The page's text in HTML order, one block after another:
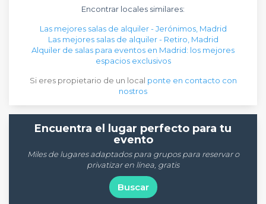
Encontrar locales similares:
Las mejores salas de alquiler - Jerónimos, Madrid
Las mejores salas de alquiler - Retiro, Madrid
Alquiler de salas para eventos en Madrid: los mejores
espacios exclusivos
Si eres propietario de un local ponte en contacto con
nostros
Encuentra el lugar perfecto para tu
evento
Miles de lugares adaptados para grupos para reservar o
privatizar en línea, gratis
Buscar